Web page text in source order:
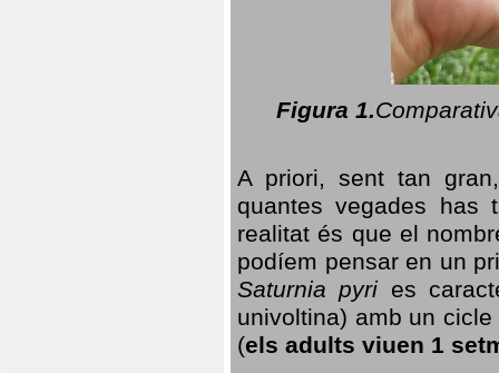
Figura 1.
A priori, sent tan
quantes vegades has
realitat és que el
podíem pensar en un
Saturnia pyri es
univoltina) amb un
(els adults viuen 1